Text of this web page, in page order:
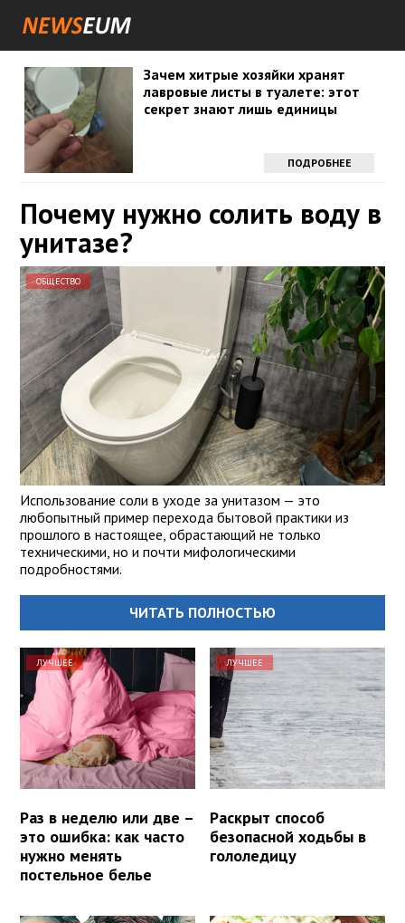
Зачем хитрые хозяйки хранят
лавровые листы в туалете: этот
секрет знают лишь единицы
ПОДРОБНЕЕ
Почему нужно солить воду в
унитазе?
ОБЩЕСТВО
Использование соли в уходе за унитазом — это
любопытный пример перехода бытовой практики из
прошлого в настоящее, обрастающий не только
техническими, но и почти мифологическими
подробностями.
ЧИТАТЬ ПОЛНОСТЬЮ
ЛУЧШЕЕ
Раз в неделю или две –
это ошибка: как часто
нужно менять
постельное белье
ЛУЧШЕЕ
Раскрыт способ
безопасной ходьбы в
гололедицу